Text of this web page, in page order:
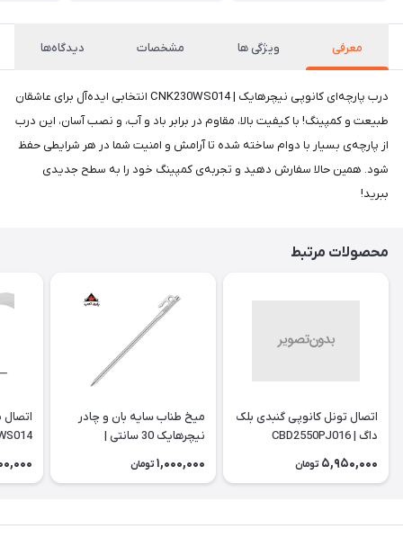
معرفی ویژگی ها مشخصات دیدگاه‌ها
درب پارچه‌ای کانوپی نیچرهایک | CNK230WS014 انتخابی ایده‌آل برای عاشقان
طبیعت و کمپینگ! با کیفیت بالا، مقاوم در برابر باد و آب، و نصب آسان، این درب
از پارچه‌ی بسیار با دوام ساخته شده تا آرامش و امنیت شما در هر شرایطی حفظ
شود. همین حالا سفارش دهید و تجربه‌ی کمپینگ خود را به سطح جدیدی
ببرید!
محصولات مرتبط
اتصال تونل کانوپی گنبدی بلک
داگ | CBD2550PJ016
5,950,000 تومان
میخ طناب سایه بان و چادر
نیچرهایک 30 سانتی |
NH19PJ014
1,000,000 تومان